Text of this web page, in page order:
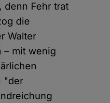
denn Fehr trat
die
Walter
– mit wenig
"der